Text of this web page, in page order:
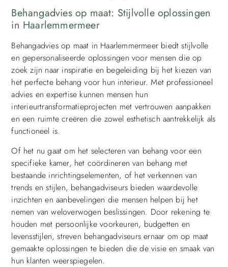
Behangadvies op maat: Stijlvolle oplossingen
in Haarlemmermeer
Behangadvies op maat in Haarlemmermeer biedt stijlvolle
en gepersonaliseerde oplossingen voor mensen die op
zoek zijn naar inspiratie en begeleiding bij het kiezen van
het perfecte behang voor hun interieur. Met professioneel
advies en expertise kunnen mensen hun
interieurtransformatieprojecten met vertrouwen aanpakken
en een ruimte creëren die zowel esthetisch aantrekkelijk als
functioneel is.
Of het nu gaat om het selecteren van behang voor een
specifieke kamer, het coördineren van behang met
bestaande inrichtingselementen, of het verkennen van
trends en stijlen, behangadviseurs bieden waardevolle
inzichten en aanbevelingen die mensen helpen bij het
nemen van weloverwogen beslissingen. Door rekening te
houden met persoonlijke voorkeuren, budgetten en
levensstijlen, streven behangadviseurs ernaar om op maat
gemaakte oplossingen te bieden die de visie en smaak van
hun klanten weerspiegelen.